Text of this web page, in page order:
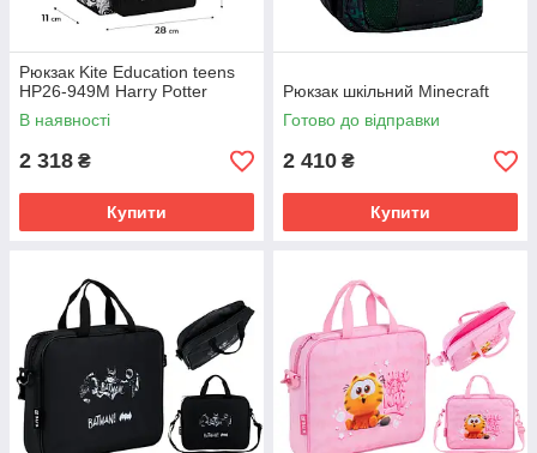
Рюкзак Kite Education teens
HP26-949M Harry Potter
В наявності
2 318 ₴
Купити
Рюкзак шкільний Minecraft
Готово до відправки
2 410 ₴
Купити